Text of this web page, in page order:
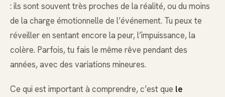
: ils sont souvent très proches de la réalité, ou du moins
de la charge émotionnelle de l’événement. Tu peux te
réveiller en sentant encore la peur, l’impuissance, la
colère. Parfois, tu fais le même rêve pendant des
années, avec des variations mineures.
Ce qui est important à comprendre, c’est que le